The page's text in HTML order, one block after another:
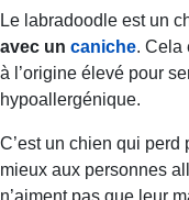
Le labradoodle est un
avec un caniche. Cela
à l’origine élevé pour
hypoallergénique.
C’est un chien qui
mieux aux personnes
n’aiment pas que leur